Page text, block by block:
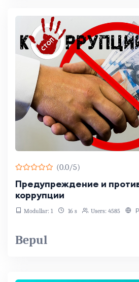
(0.0/5)
Предупреждение и
коррупции
Modullar: 1 16 s Users: 4585
Bepul